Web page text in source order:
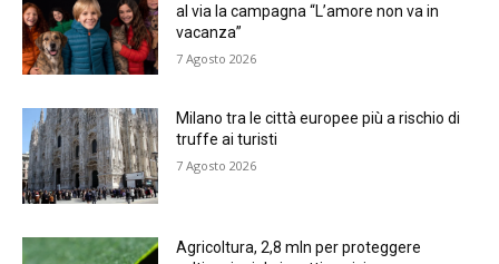
al via la campagna “L’amore non va in
vacanza”
7 Agosto 2026
Milano tra le città europee più a rischio di
truffe ai turisti
7 Agosto 2026
Agricoltura, 2,8 mln per proteggere